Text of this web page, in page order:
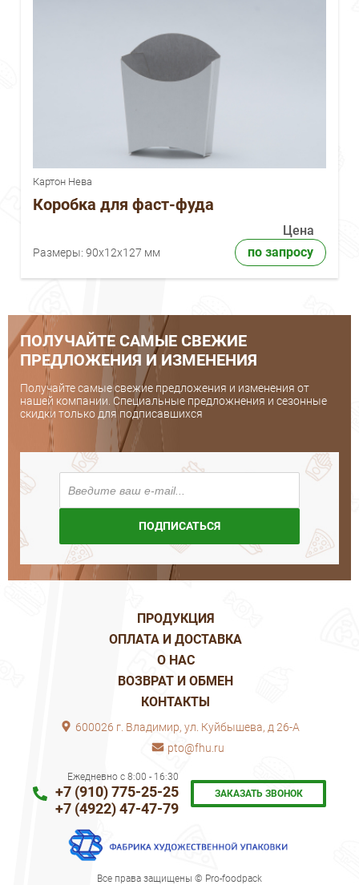
Картон Нева
Коробка для фаст-фуда
Цена
Размеры: 90х12х127 мм по запросу
ПОЛУЧАЙТЕ САМЫЕ СВЕЖИЕ
ПРЕДЛОЖЕНИЯ И ИЗМЕНЕНИЯ
Получайте самые свежие предложения и изменения от
нашей компании. Специальные предложнения и сезонные
скидки только для подписавшихся
ПОДПИСАТЬСЯ
ПРОДУКЦИЯ
ОПЛАТА И ДОСТАВКА
О НАС
ВОЗВРАТ И ОБМЕН
КОНТАКТЫ
600026 г. Владимир, ул. Куйбышева, д 26-А
pto@fhu.ru
Ежедневно с 8:00 - 16:30
+7 (910) 775-25-25
+7 (4922) 47-47-79
ЗАКАЗАТЬ ЗВОНОК
Все права защищены © Pro-foodpack